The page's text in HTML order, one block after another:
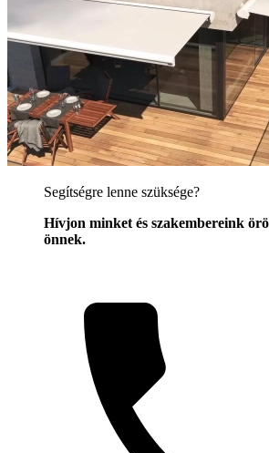
Segítségre lenne szüksége?
Hívjon minket és szakembereink
önnek.